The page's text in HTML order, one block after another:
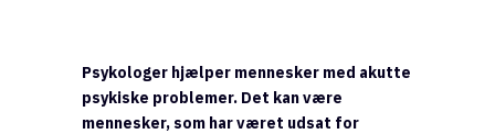
Psykologer hjælper mennesker med akutte
psykiske problemer. Det kan være
mennesker, som har været udsat for